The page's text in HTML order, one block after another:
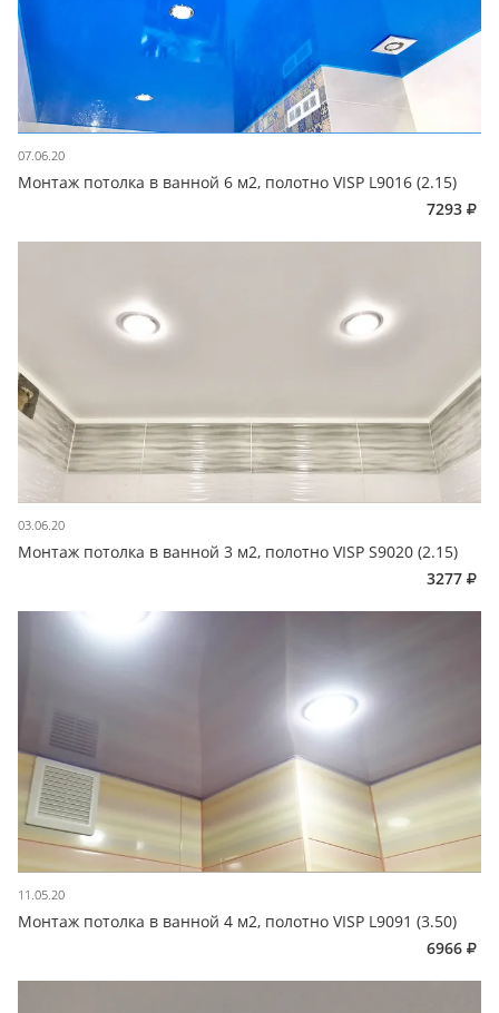
07.06.20
Монтаж потолка в ванной 6 м2, полотно VISP L9016 (2.15)
7293
03.06.20
Монтаж потолка в ванной 3 м2, полотно VISP S9020 (2.15)
3277
11.05.20
Монтаж потолка в ванной 4 м2, полотно VISP L9091 (3.50)
6966